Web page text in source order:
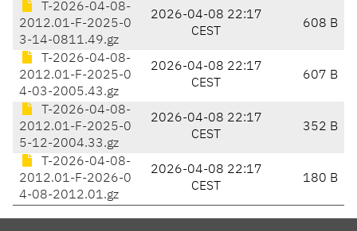
T-2026-04-08-
2012.01-F-2025-0
3-14-0811.49.gz
2026-04-08 22:17
CEST
608 B
T-2026-04-08-
2012.01-F-2025-0
4-03-2005.43.gz
2026-04-08 22:17
CEST
607 B
T-2026-04-08-
2012.01-F-2025-0
5-12-2004.33.gz
2026-04-08 22:17
CEST
352 B
T-2026-04-08-
2012.01-F-2026-0
4-08-2012.01.gz
2026-04-08 22:17
CEST
180 B